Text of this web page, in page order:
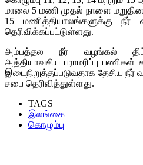
மாலை 5 மணி முதல் நாளை
15 மணித்தியாலங்களுக்கு நீர்
தெரிவிக்கப்பட்டுள்ளது.
அம்பத்தல நீர் வழங்கல்
அத்தியாவசிய பராமரிப்பு
இடைநிறுத்தப்படுவதாக தேசிய நீர்
சபை தெரிவித்துள்ளது.
TAGS
இலங்கை
கொழும்பு